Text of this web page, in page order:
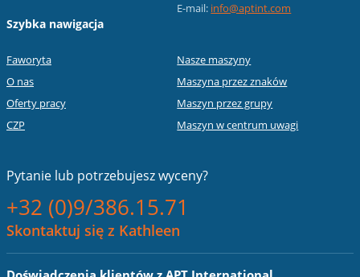
E-mail: info@aptint.com
Szybka nawigacja
Faworyta
O nas
Oferty pracy
CZP
Nasze maszyny
Maszyna przez znaków
Maszyn przez grupy
Maszyn w centrum uwagi
Pytanie lub potrzebujesz wyceny?
+32 (0)9/386.15.71
Skontaktuj się z Kathleen